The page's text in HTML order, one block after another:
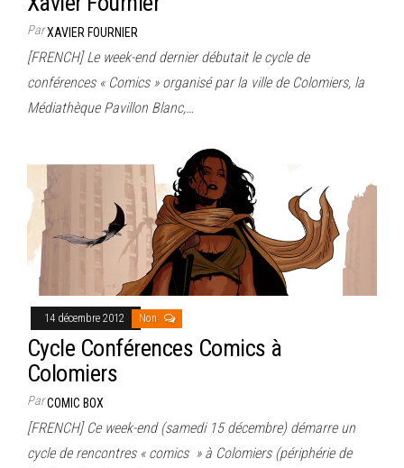
ParXAVIER FOURNIER
[FRENCH] Le week-end dernier débutait le cycle de
conférences « Comics » organisé par la ville de Colomiers, la
Médiathèque Pavillon Blanc,…
14 décembre 2012 Non
Cycle Conférences Comics à
Colomiers
ParCOMIC BOX
[FRENCH] Ce week-end (samedi 15 décembre) démarre un
cycle de rencontres « comics » à Colomiers (périphérie de